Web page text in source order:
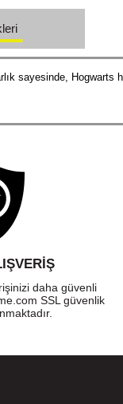
sayesinde, Hogwarts
daha güvenli
SSL güvenlik